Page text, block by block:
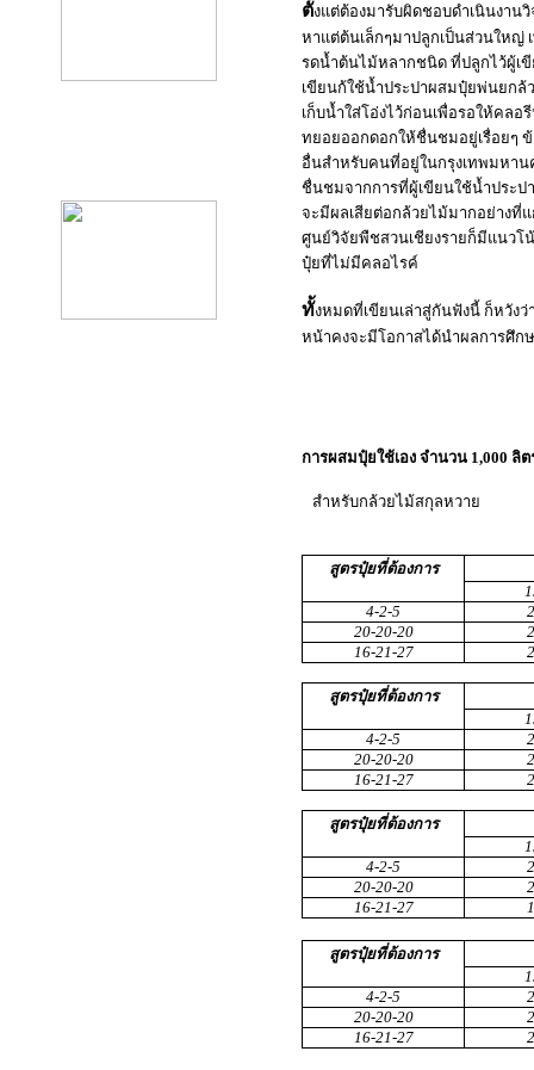
ตั้งแต่ต้องมารับผิดชอบดำเนินงาน
หาแต่ต้นเล็กๆมาปลูกเป็นส่วนใหญ่
รดน้ำต้นไม้หลากชนิด ที่ปลูกไว้ผู้เ
เขียนก้ใช้น้ำประปาผสมปุ๋ยพ่นยกล้
เก็บน้ำใส่โอ่งไว้ก่อนเพื่อรอให้คล
ทยอยออกดอกให้ชื่นชมอยู่เรื่อยๆ ข้
อื่นสำหรับคนที่อยู่ในกรุงเทพมหาน
ชื่นชมจากการที่ผู้เขียนใช้น้ำประป
จะมีผลเสียต่อกล้วยไม้มากอย่างที่
ศูนย์วิจัยพืชสวนเชียงรายก็มีแนวโ
ปุ๋ยที่ไม่มีคลอไรค์
ทั้งหมดที่เขียนเล่าสู่กันฟังนี้ ก็หวัง
หน้าคงจะมีโอกาสได้นำผลการศึก
การผสมปุ๋ยใช้เอง จำนวน 1,000 ลิ
สำหรับกล้วยไม้สกุลหวาย
สูตรปุ๋ยที่ต้องการ
4-2-5
20-20-20
16-21-27
สูตรปุ๋ยที่ต้องการ
4-2-5
20-20-20
16-21-27
สูตรปุ๋ยที่ต้องการ
4-2-5
20-20-20
16-21-27
สูตรปุ๋ยที่ต้องการ
4-2-5
20-20-20
16-21-27